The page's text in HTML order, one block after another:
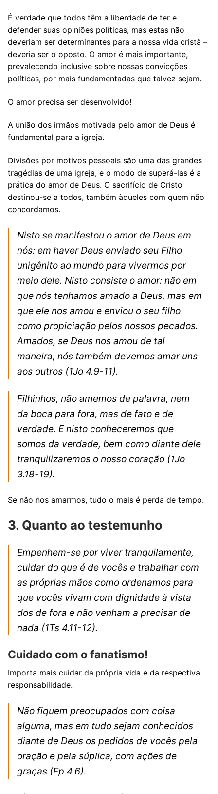
É verdade que todos têm a liberdade de ter e
defender suas opiniões políticas, mas estas não
deveriam ser determinantes para a nossa vida cristã –
deveria ser o oposto. O amor é mais importante,
prevalecendo inclusive sobre nossas convicções
políticas, por mais fundamentadas que talvez sejam.
O amor precisa ser desenvolvido!
A união dos irmãos motivada pelo amor de Deus é
fundamental para a igreja.
Divisões por motivos pessoais são uma das grandes
tragédias de uma igreja, e o modo de superá-las é a
prática do amor de Deus. O sacrifício de Cristo
destinou-se a todos, também àqueles com quem não
concordamos.
Nisto se manifestou o amor de Deus em
nós: em haver Deus enviado seu Filho
unigênito ao mundo para vivermos por
meio dele. Nisto consiste o amor: não em
que nós tenhamos amado a Deus, mas em
que ele nos amou e enviou o seu filho
como propiciação pelos nossos pecados.
Amados, se Deus nos amou de tal
maneira, nós também devemos amar uns
aos outros (1Jo 4.9-11).
Filhinhos, não amemos de palavra, nem
da boca para fora, mas de fato e de
verdade. E nisto conheceremos que
somos da verdade, bem como diante dele
tranquilizaremos o nosso coração (1Jo
3.18-19).
Se não nos amarmos, tudo o mais é perda de tempo.
3. Quanto ao testemunho
Empenhem-se por viver tranquilamente,
cuidar do que é de vocês e trabalhar com
as próprias mãos como ordenamos para
que vocês vivam com dignidade à vista
dos de fora e não venham a precisar de
nada (1Ts 4.11-12).
Cuidado com o fanatismo!
Importa mais cuidar da própria vida e da respectiva
responsabilidade.
Não fiquem preocupados com coisa
alguma, mas em tudo sejam conhecidos
diante de Deus os pedidos de vocês pela
oração e pela súplica, com ações de
graças (Fp 4.6).